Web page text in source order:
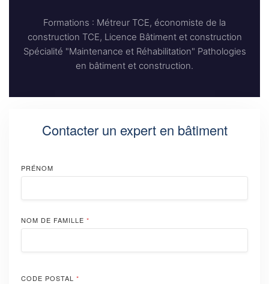
Formations : Métreur TCE, économiste de la
construction TCE, Licence Bâtiment et construction
Spécialité "Maintenance et Réhabilitation" Pathologies
en bâtiment et construction.
Contacter un expert en bâtiment
PRÉNOM
NOM DE FAMILLE *
CODE POSTAL *